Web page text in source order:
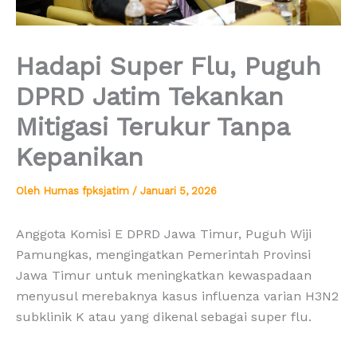
Hadapi Super Flu, Puguh
DPRD Jatim Tekankan
Mitigasi Terukur Tanpa
Kepanikan
Oleh Humas fpksjatim / Januari 5, 2026
Anggota Komisi E DPRD Jawa Timur, Puguh Wiji
Pamungkas, mengingatkan Pemerintah Provinsi
Jawa Timur untuk meningkatkan kewaspadaan
menyusul merebaknya kasus influenza varian H3N2
subklinik K atau yang dikenal sebagai super flu.